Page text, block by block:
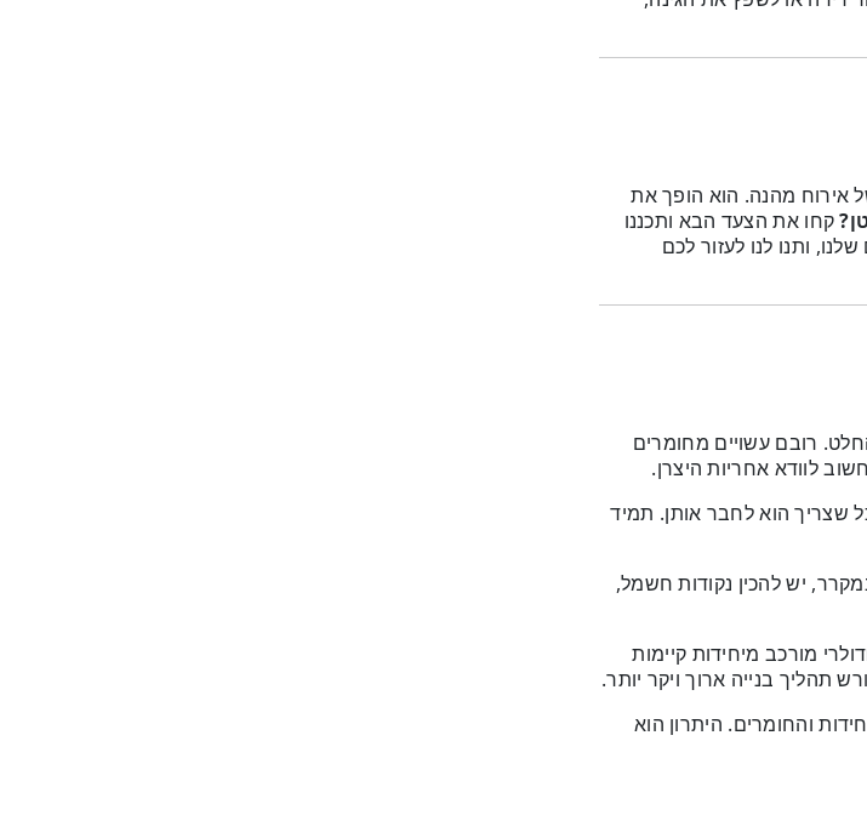
אירוח מהנה. הוא הופך את
קחו את הצעד הבא ותכננו
ותנו לנו לעזור לכם
רובם עשויים מחומרים
שצריך הוא לחבר אותן. תמיד
יש להכין נקודות חשמל,
מורכב מיחידות קיימות
בנייה ארוך ויקר יותר.
והחומרים. היתרון הוא